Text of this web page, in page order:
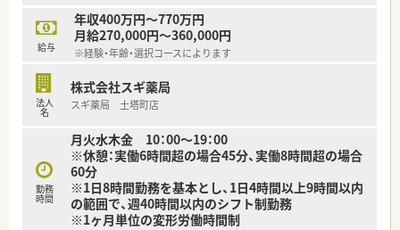
給与
年収400万円～770万円
月給270,000円～360,000円
※経験・年齢・選択コースによります
法人
名
株式会社スギ薬局
スギ薬局 土塔町店
勤務
時間
月火水木金 10：00～19：00
※休憩：実働6時間超の場合45分、実働8時間超の場合
60分
※1日8時間勤務を基本とし、1日4時間以上9時間以内
の範囲で、週40時間以内のシフト制勤務
※1ヶ月単位の変形労働時間制